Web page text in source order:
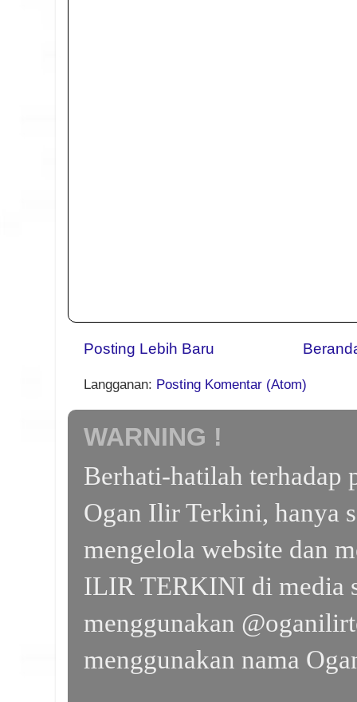
Posting Lebih Baru
Langganan: Posting Komentar (Atom)
WARNING !
Berhati-hatilah terhadap
Ogan Ilir Terkini, hanya
mengelola website dan
ILIR TERKINI di media
menggunakan
menggunakan nama